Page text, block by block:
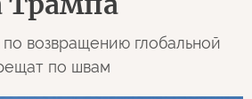
возвращению глобальной
по швам